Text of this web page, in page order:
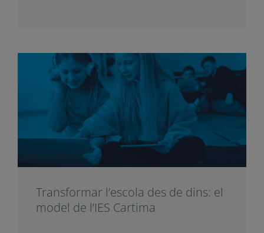
Transformar l’escola des de dins: el
model de l’IES Cartima